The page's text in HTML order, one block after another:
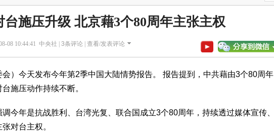
台施压升级 北京藉3个80周年主张主权
08 10:44:41 中央社 | 3条评论 | 查看/发表评论
会）今天发布今年第2季中国大陆情势报告。 报告提到，中共藉由3个80周年
施压动作持续不断。
今年是抗战胜利、台湾光复、联合国成立3个80周年，持续透过媒体宣传、
对台主权。